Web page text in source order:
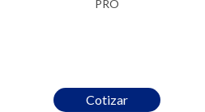
PRO
Cotizar